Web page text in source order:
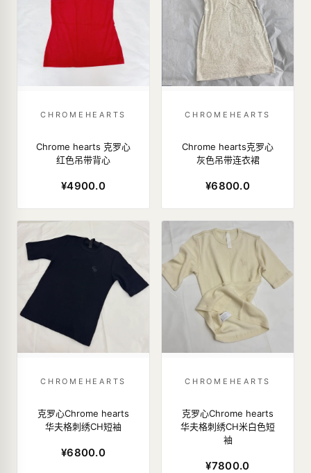
CHROMEHEARTS
Chrome hearts 克罗心
红色吊带背心
¥4900.0
CHROMEHEARTS
Chrome hearts克罗心
灰色吊带连衣裙
¥6800.0
CHROMEHEARTS
克罗心Chrome hearts
华夫格刺绣CH短袖
¥6800.0
CHROMEHEARTS
克罗心Chrome hearts
华夫格刺绣CH米白色短
袖
¥7800.0